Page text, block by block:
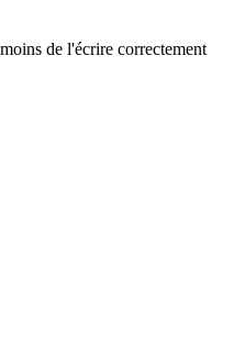
de l'écrire correctement